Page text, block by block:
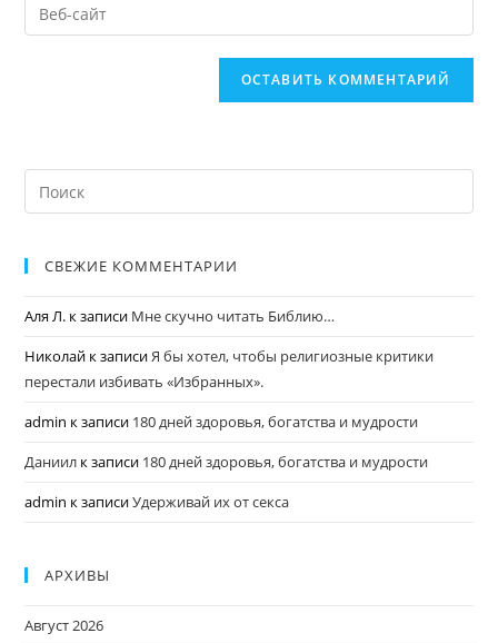
СВЕЖИЕ КОММЕНТАРИИ
Аля Л. к записи Мне скучно читать Библию…
Николай к записиЯ бы хотел, чтобы религиозные критики
перестали избивать «Избранных».
admin к записи 180 дней здоровья, богатства и мудрости
Даниил к записи 180 дней здоровья, богатства и мудрости
admin к записиУдерживай их от секса
АРХИВЫ
Август 2026